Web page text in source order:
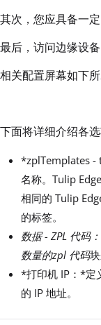
其次，您应具备一
最后，访问边缘设
相关配置屏幕如下所
下面将详细介绍各选
*zplTemplates -
名称。Tulip
相同的 Tulip
的标签。
数据 - ZPL 代码：
数量的zpl 代码
*打印机 IP：*定
的 IP 地址。